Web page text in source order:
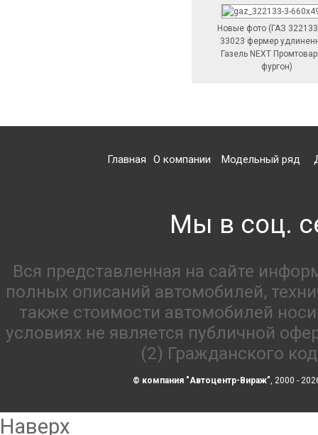
Новые фото (ГАЗ
33023 фермер
Газель NEXT
фургон)
Главная О компании Модельный ряд
Мы в соц.
Вся представленная на сайте
полных описаний автомобилей,
также стоимости автомобилей
условиях не является публичной
(2) Гражданского
© компания "Автоцентр-Вираж", 2000 -
Наверх